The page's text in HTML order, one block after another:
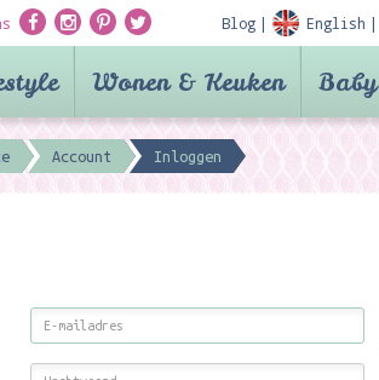
Blog English
Wonen & Keuken
Account Inloggen